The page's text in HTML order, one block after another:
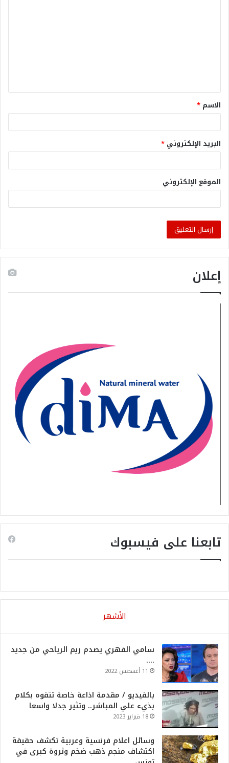
الاسم *
البريد الإلكتروني *
الموقع الإلكتروني
إعلان
تابعنا على فيسبوك
الأشهر
سامي الفهري يصدم ريم الرياحي من جديد
….
11 أغسطس 2022
بالفيديو / مقدمة اذاعة خاصة تتفوه بكلام
بذيء علي المباشر.. وتثير جدلا واسعا
18 فبراير 2023
وسائل اعلام فرنسية وعربية تكشف حقيقة
اكتشاف منجم ذهب ضخم وثروة كبرى في